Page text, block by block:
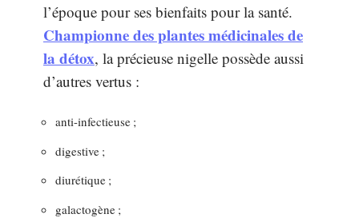
l’époque pour ses bienfaits pour la santé.
Championne des plantes médicinales de
la détox, la précieuse nigelle possède aussi
d’autres vertus :
anti-infectieuse ;
digestive ;
diurétique ;
galactogène ;